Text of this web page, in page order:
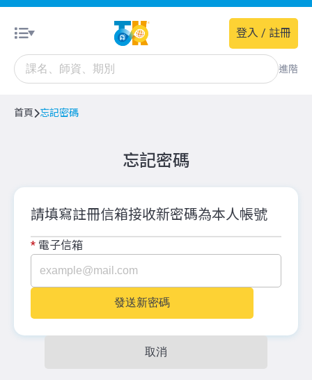
進階
登入 / 註冊
首頁 忘記密碼
忘記密碼
請填寫註冊信箱接收新密碼為本人帳號
* 電子信箱
發送新密碼
取消